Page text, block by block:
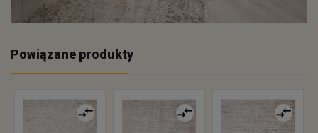
Powiązane produkty